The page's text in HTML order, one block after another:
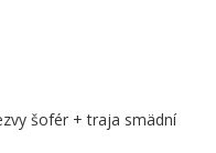
šofér + traja smädní